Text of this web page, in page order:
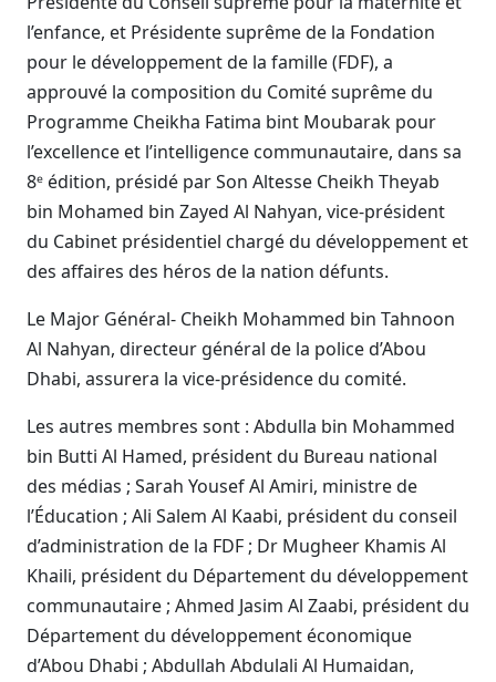
l’enfance, et Présidente suprême de la Fondation
pour le développement de la famille (FDF), a
approuvé la composition du Comité suprême du
Programme Cheikha Fatima bint Moubarak pour
l’excellence et l’intelligence communautaire, dans sa
8ᵉ édition, présidé par Son Altesse Cheikh Theyab
bin Mohamed bin Zayed Al Nahyan, vice-président
du Cabinet présidentiel chargé du développement et
des affaires des héros de la nation défunts.
Le Major Général- Cheikh Mohammed bin Tahnoon
Al Nahyan, directeur général de la police d’Abou
Dhabi, assurera la vice-présidence du comité.
Les autres membres sont : Abdulla bin Mohammed
bin Butti Al Hamed, président du Bureau national
des médias ; Sarah Yousef Al Amiri, ministre de
l’Éducation ; Ali Salem Al Kaabi, président du conseil
d’administration de la FDF ; Dr Mugheer Khamis Al
Khaili, président du Département du développement
communautaire ; Ahmed Jasim Al Zaabi, président du
Département du développement économique
d’Abou Dhabi ; Abdullah Abdulali Al Humaidan,